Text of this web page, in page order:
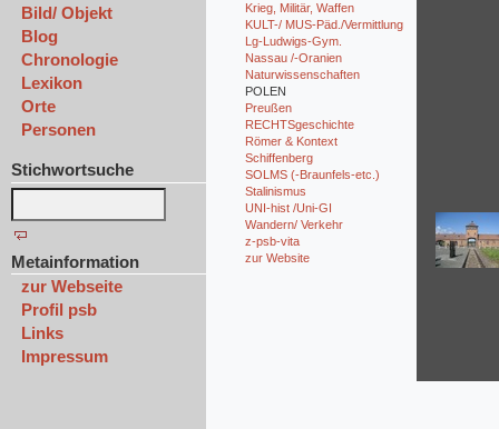
Bild/ Objekt
Blog
Chronologie
Lexikon
Orte
Personen
Stichwortsuche
Metainformation
zur Webseite
Profil psb
Links
Impressum
Krieg, Militär, Waffen
KULT-/ MUS-Päd./Vermittlung
Lg-Ludwigs-Gym.
Nassau /-Oranien
Naturwissenschaften
POLEN
Preußen
RECHTSgeschichte
Römer & Kontext
Schiffenberg
SOLMS (-Braunfels-etc.)
Stalinismus
UNI-hist /Uni-GI
Wandern/ Verkehr
z-psb-vita
zur Website